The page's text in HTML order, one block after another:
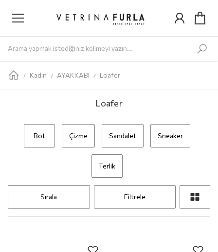
/
Kadın / AYAKKABI / Loafer
Loafer
Bot Çizme Sandalet Sneaker
Terlik
Sırala Filtrele